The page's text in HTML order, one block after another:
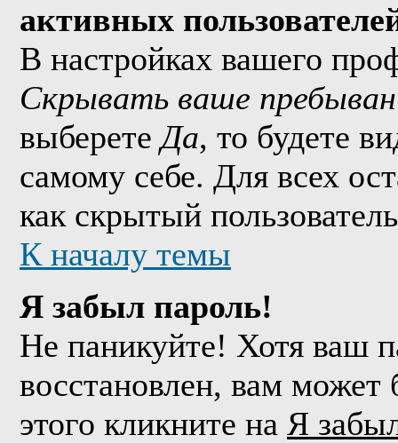
активных
В настройках вашего
Скрывать ваше
выберетеДа, то будете
самому себе. Для всех
как скрытый
К началу темы
Я забыл пароль!
Не паникуйте! Хотя ваш
восстановлен, вам
этого кликните на Я